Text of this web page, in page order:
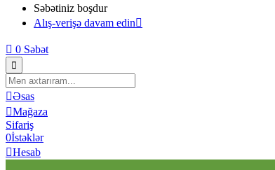
Səbətiniz boşdur
Alış-verişə davam edin
0 Səbət
Əsas
Mağaza
Sifariş
0İstəklər
Hesab